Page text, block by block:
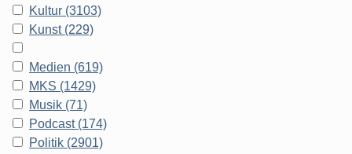
Kultur (3103)
Kunst (229)
Medien (619)
MKS (1429)
Musik (71)
Podcast (174)
Politik (2901)